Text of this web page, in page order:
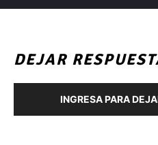
DEJAR
INGRESA PARA